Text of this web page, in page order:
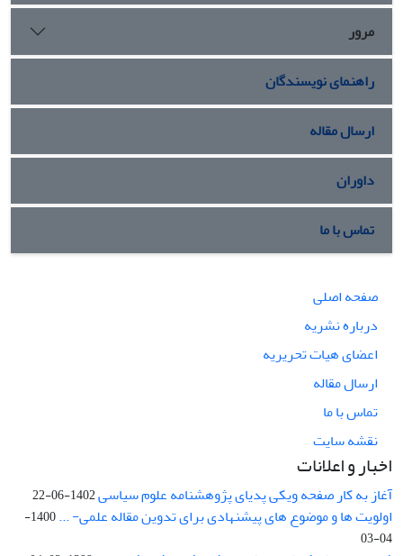
مرور
راهنمای نویسندگان
ارسال مقاله
داوران
تماس با ما
صفحه اصلی
درباره نشریه
اعضای هیات تحریریه
ارسال مقاله
تماس با ما
نقشه سایت
اخبار و اعلانات
آغاز به کار صفحه ویکی پدیای پژوهشنامه علوم سیاسی1402-06-22
اولویت ها و موضوع های پیشنهادی برای تدوین مقاله علمی- ...
1400-
04-03